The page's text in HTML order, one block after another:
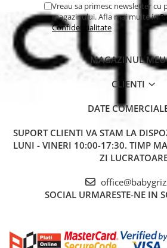
Vreau sa primesc newsletter cu
magazinului. Afla mai multe in
Confidentialitate
MAGAZINUL
CLIENTI
DATE
SUPORT CLIENTI VA STAM LA
LUNI - VINERI 10:00-17:30. TIMP
ZI
SOCIAL URMARESTE-NE IN